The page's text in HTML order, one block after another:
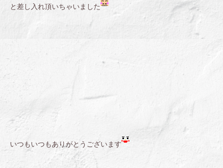
と差し入れ頂いちゃいました
いつもいつもありがとうございます